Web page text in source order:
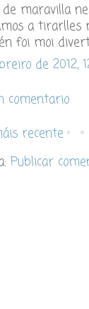
de maravilla
a tirarlles
foi moi
de 2012,
comentario
recente
Publicar